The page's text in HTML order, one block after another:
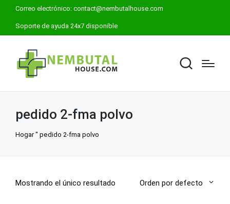
Correo electrónico: contact@nembutalhouse.com
Soporte de ayuda 24x7 disponible
pedido 2-fma polvo
Hogar" pedido 2-fma polvo
Mostrando el único resultado Orden por defecto